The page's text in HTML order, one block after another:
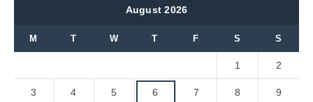
August 2026
M T W T F S S
1 2
3 4 5 6 7 8 9